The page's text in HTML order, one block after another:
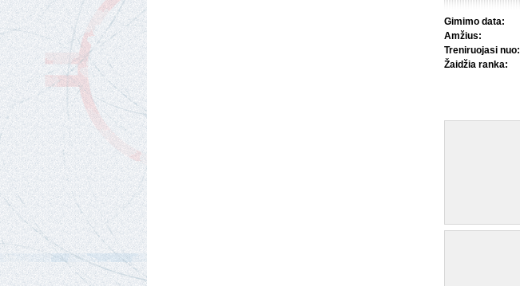
Gimimo data:
Amžius:
Treniruojasi nuo:
Žaidžia ranka: